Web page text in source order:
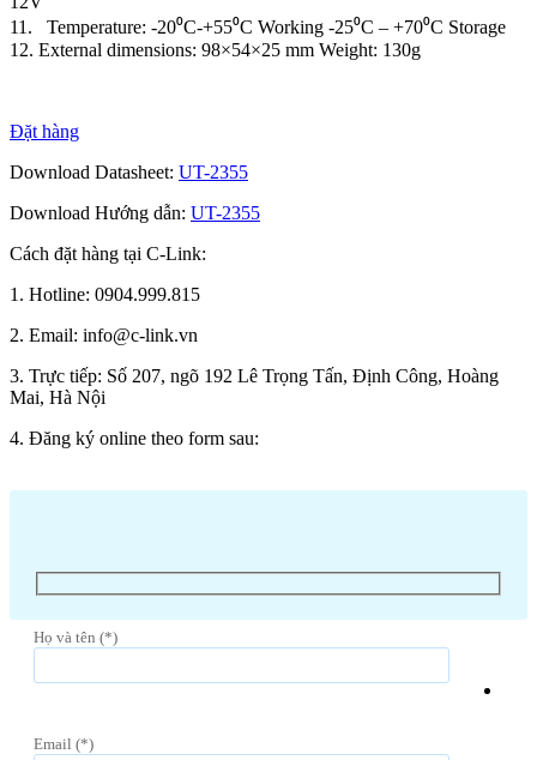
11. Temperature: -20⁰C-+55⁰C Working -25⁰C – +70⁰C Storage
12. External dimensions: 98×54×25 mm Weight: 130g
Đặt hàng
Download Datasheet: UT-2355
Download Hướng dẫn: UT-2355
Cách đặt hàng tại C-Link:
1. Hotline: 0904.999.815
2. Email: info@c-link.vn
3. Trực tiếp: Số 207, ngõ 192 Lê Trọng Tấn, Định Công, Hoàng
Mai, Hà Nội
4. Đăng ký online theo form sau:
Họ và tên (*)
Email (*)